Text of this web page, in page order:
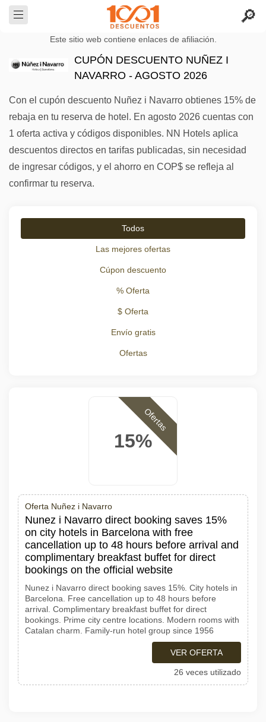
Este sitio web contiene enlaces de afiliación.
CUPÓN DESCUENTO NUÑEZ I
NAVARRO - AGOSTO 2026
Con el cupón descuento Nuñez i Navarro obtienes 15% de
rebaja en tu reserva de hotel. En agosto 2026 cuentas con
1 oferta activa y códigos disponibles. NN Hotels aplica
descuentos directos en tarifas publicadas, sin necesidad
de ingresar códigos, y el ahorro en COP$ se refleja al
confirmar tu reserva.
Todos
Las mejores ofertas
Cúpon descuento
% Oferta
$ Oferta
Envío gratis
Ofertas
15%
Ofertas
Oferta Nuñez i Navarro
Nunez i Navarro direct booking saves 15%
on city hotels in Barcelona with free
cancellation up to 48 hours before arrival and
complimentary breakfast buffet for direct
bookings on the official website
Nunez i Navarro direct booking saves 15%. City hotels in
Barcelona. Free cancellation up to 48 hours before
arrival. Complimentary breakfast buffet for direct
bookings. Prime city centre locations. Modern rooms with
Catalan charm. Family-run hotel group since 1956
VER OFERTA
26 veces utilizado